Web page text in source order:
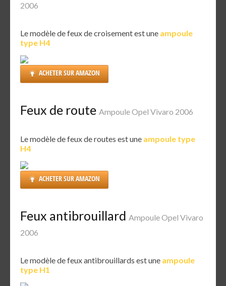
2006
Le modèle de feux de croisement est une ampoule
type H4
ACHETER SUR AMAZON
Feux de route Ampoule Opel Vivaro 2006
Le modèle de feux de routes est une ampoule type
H4
ACHETER SUR AMAZON
Feux antibrouillard Ampoule Opel Vivaro
2006
Le modèle de feux antibrouillards est une ampoule
type H1